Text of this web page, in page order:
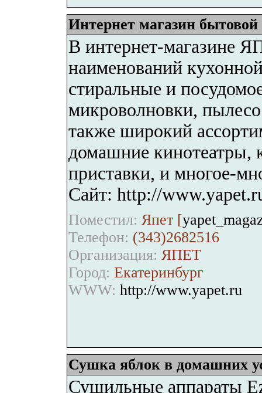
Интернет магазин
В интернет-магазине
наименований
стиральные и
микроволновки,
также широкий
домашние кинотеатры,
приставки, и многое-
Сайт: http://
Поместил: Япет [
Телефон: (343)2682516
Организация: ЯПЕТ
Город: Екатеринбург
WWW: http://www.yapet.ru
Сушка яблок в домашних
Сушильные аппараты